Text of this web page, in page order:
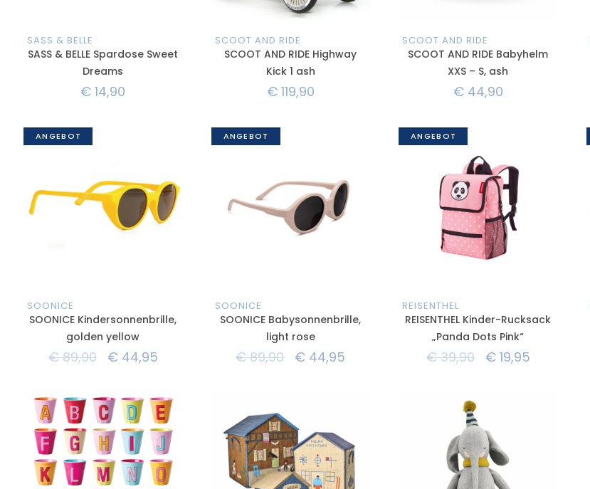
SASS & BELLE
SASS & BELLE Spardose Sweet
Dreams
€ 14,90
SCOOT AND RIDE
SCOOT AND RIDE Highway
Kick 1 ash
€119,90
SCOOT AND RIDE
SCOOT AND RIDE Babyhelm
XXS – S, ash
€44,90
ANGEBOT
SOONICE
SOONICE Kindersonnenbrille,
golden yellow
€89,90 €44,95
ANGEBOT
SOONICE
SOONICE Babysonnenbrille,
light rose
€89,90 € 44,95
ANGEBOT
REISENTHEL
REISENTHEL Kinder-Rucksack
„Panda Dots Pink“
€39,90 €19,95